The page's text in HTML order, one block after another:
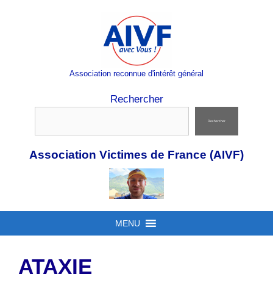
Association reconnue d'intérêt général
Rechercher
Rechercher
Association Victimes de France (AIVF)
MENU
ATAXIE